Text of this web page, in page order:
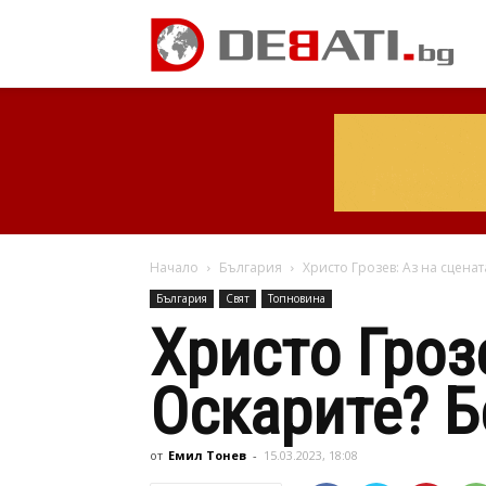
Начало България Христо Грозев: Аз на
България Свят Топновина
Христо
Оскарите?
от Емил Тонев - 15.03.2023, 18:08